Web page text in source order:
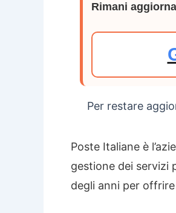
Rimani
Per restare
Poste Italiane è
gestione dei servizi
degli anni per